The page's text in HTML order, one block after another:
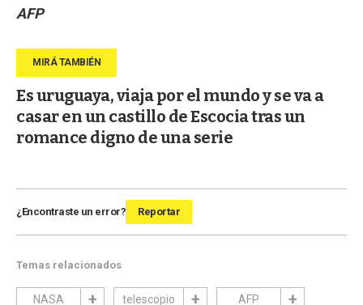
AFP
Es uruguaya, viaja por el mundo y se va a
casar en un castillo de Escocia tras un
romance digno de una serie
¿Encontraste un error? Reportar
Temas relacionados
NASA telescopio AFP